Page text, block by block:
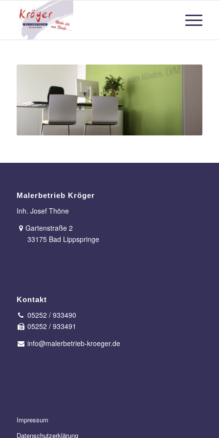
Malerbetrieb Kröger
Inh. Josef Thöne
Gartenstraße 2
33175 Bad Lippspringe
Kontakt
05252 / 933490
05252 / 933491
info@malerbetrieb-kroeger.de
Impressum
Datenschutzerklärung